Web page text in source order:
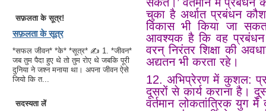
सफ़लता के सूत्र!
सफ़लता के सूत्र
*सफल जीवन* *के* *सूत्र* ✍ 1. *जीवन*
जब तुम पैदा हुए थे तो तुम रोए थे जबकि पूरी
दुनिया ने जश्न मनाया था। अपना जीवन ऐसे
जियो कि त...
सदस्यता लें
सकते।’ वर्तमान में प्रबंधन
चुका है अर्थात प्रबंधन
विकास भी किया जा
आवश्यक है कि वह प्रबंधन
वरन् निरंतर शिक्षा की
अद्यतन भी करता रहे।
12. अभिप्रेरण में कुशल:
दूसरों से कार्य कराना है।
वर्तमान लोकतांत्रिक